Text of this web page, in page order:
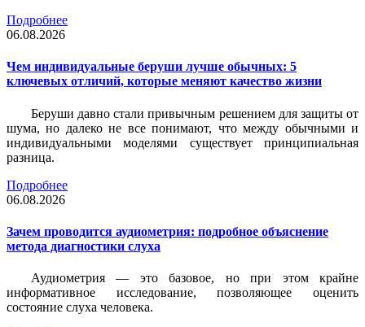
Подробнее
06.08.2026
Чем индивидуальные беруши лучше обычных: 5
ключевых отличий, которые меняют качество жизни
Беруши давно стали привычным решением для защиты от
шума, но далеко не все понимают, что между обычными и
индивидуальными моделями существует принципиальная
разница.
Подробнее
06.08.2026
Зачем проводится аудиометрия: подробное объяснение
метода диагностики слуха
Аудиометрия — это базовое, но при этом крайне
информативное исследование, позволяющее оценить
состояние слуха человека.